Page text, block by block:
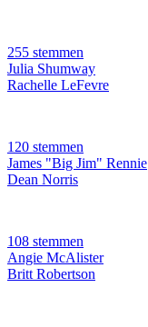
255 stemmen
Julia Shumway
Rachelle LeFevre
120 stemmen
James "Big Jim" Rennie
Dean Norris
108 stemmen
Angie McAlister
Britt Robertson